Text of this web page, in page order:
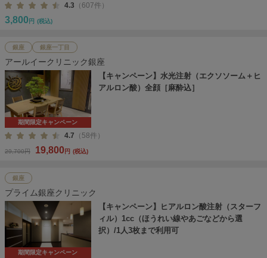
4.3 （607件）
3,800 円 (税込)
銀座 銀座一丁目
アールイークリニック銀座
期間限定キャンペーン
【キャンペーン】水光注射（エクソソーム＋ヒ
アルロン酸）全顔［麻酔込］
4.7 （58件）
29,700円 19,800円 (税込)
銀座
プライム銀座クリニック
期間限定キャンペーン
【キャンペーン】ヒアルロン酸注射（スターフ
ィル）1cc（ほうれい線やあごなどから選
択）/1人3枚まで利用可